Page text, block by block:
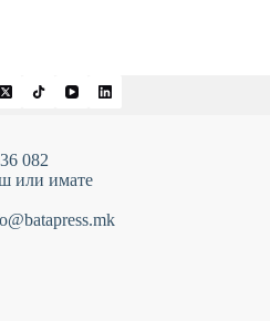
082
или имате